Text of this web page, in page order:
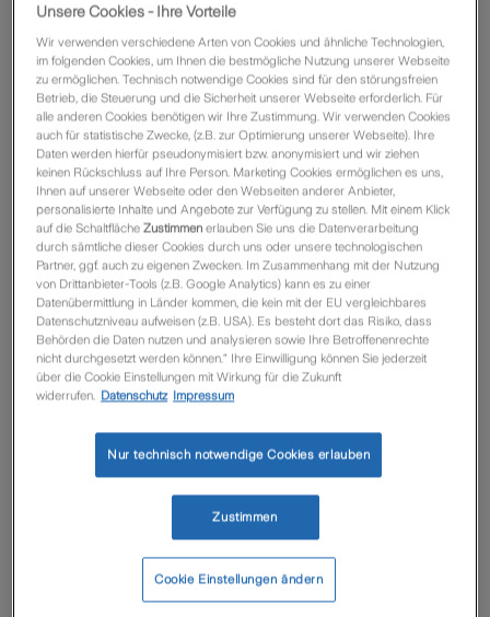
Direktversicherung
VorsorgeinvestSpezial (bAV) (Fondspolice als
Direktversicherung/Schicht 2)
Unterstützungskasse
VorsorgeinvestSpezial (bAV) (Fondspolice als
Unterstützungskasse/Schicht 2)
Existenzabsicherung
Risiko-Lebensversicherung
TEAM®– Team-Existenz-Absicherungs-Modell
Kraftfahrt Firmenkunden
Unsere Cookies - Ihre Vorteile
Wir verwenden verschiedene Arten von Cookies und ähnliche Technologien,
im folgenden Cookies, um Ihnen die bestmögliche Nutzung unserer Webseite
zu ermöglichen. Technisch notwendige Cookies sind für den störungsfreien
Betrieb, die Steuerung und die Sicherheit unserer Webseite erforderlich. Für
alle anderen Cookies benötigen wir Ihre Zustimmung. Wir verwenden Cookies
auch für statistische Zwecke, (z.B. zur Optimierung unserer Webseite). Ihre
Daten werden hierfür pseudonymisiert bzw. anonymisiert und wir ziehen
keinen Rückschluss auf Ihre Person. Marketing Cookies ermöglichen es uns,
Ihnen auf unserer Webseite oder den Webseiten anderer Anbieter,
personalisierte Inhalte und Angebote zur Verfügung zu stellen. Mit einem Klick
auf die SchaltflächeZustimmenerlauben Sie uns die Datenverarbeitung
durch sämtliche dieser Cookies durch uns oder unsere technologischen
Partner, ggf. auch zu eigenen Zwecken. Im Zusammenhang mit der Nutzung
von Drittanbieter-Tools (z.B. Google Analytics) kann es zu einer
Datenübermittlung in Länder kommen, die kein mit der EU vergleichbares
Datenschutzniveau aufweisen (z.B. USA). Es besteht dort das Risiko, dass
Behörden die Daten nutzen und analysieren sowie Ihre Betroffenenrechte
nicht durchgesetzt werden können.“ Ihre Einwilligung können Sie jederzeit
über die Cookie Einstellungen mit Wirkung für die Zukunft
widerrufen.
Datenschutz Impressum
Nur technisch notwendige Cookies erlauben
Zustimmen
Cookie Einstellungen ändern